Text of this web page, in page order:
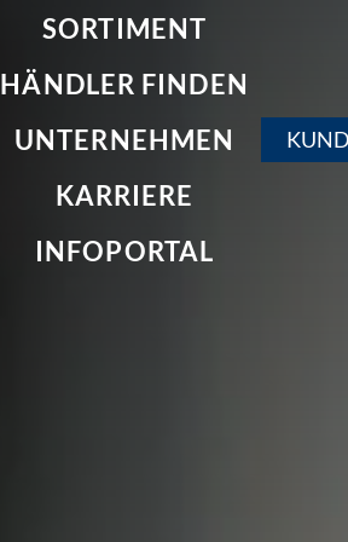
SORTIMENT
HÄNDLER FINDEN
UNTERNEHMEN
KARRIERE
INFOPORTAL